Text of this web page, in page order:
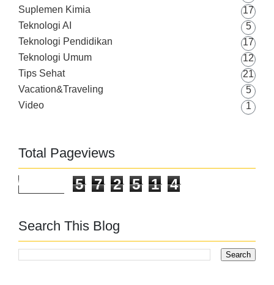
Suplemen Kimia
17
Teknologi AI
5
Teknologi Pendidikan
17
Teknologi Umum
12
Tips Sehat
21
Vacation&Traveling
5
Video
1
Total Pageviews
5 7 2 5 1 4
Search This Blog